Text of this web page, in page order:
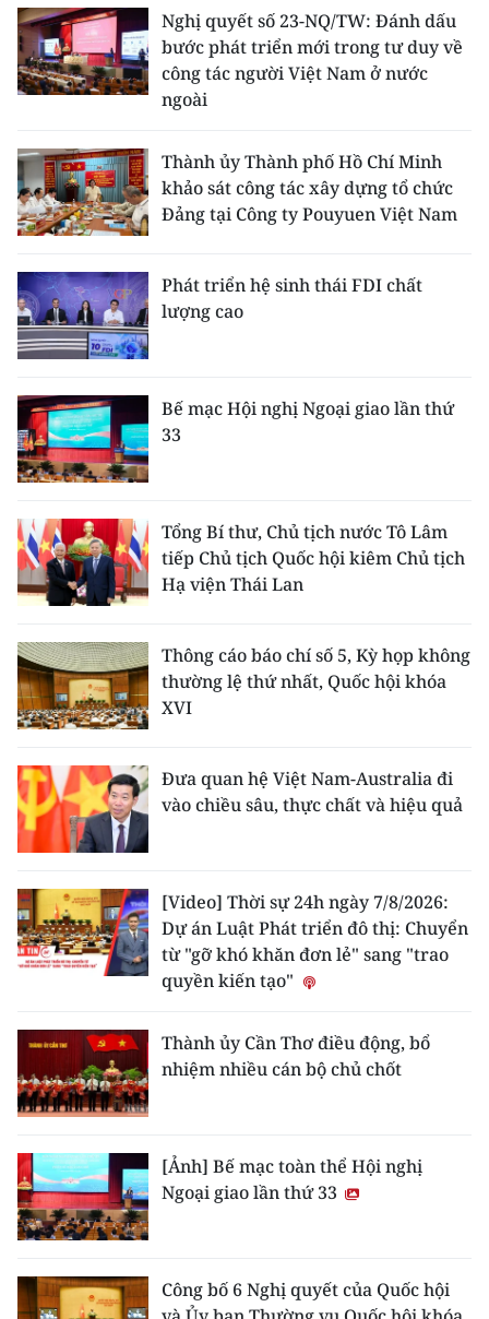
Nghị quyết số 23-NQ/TW: Đánh dấu
bước phát triển mới trong tư duy về
công tác người Việt Nam ở nước
ngoài
Thành ủy Thành phố Hồ Chí Minh
khảo sát công tác xây dựng tổ chức
Đảng tại Công ty Pouyuen Việt Nam
Phát triển hệ sinh thái FDI chất
lượng cao
Bế mạc Hội nghị Ngoại giao lần thứ
33
Tổng Bí thư, Chủ tịch nước Tô Lâm
tiếp Chủ tịch Quốc hội kiêm Chủ tịch
Hạ viện Thái Lan
Thông cáo báo chí số 5, Kỳ họp không
thường lệ thứ nhất, Quốc hội khóa
XVI
Đưa quan hệ Việt Nam-Australia đi
vào chiều sâu, thực chất và hiệu quả
[Video] Thời sự 24h ngày 7/8/2026:
Dự án Luật Phát triển đô thị: Chuyển
từ "gỡ khó khăn đơn lẻ" sang "trao
quyền kiến tạo"
Thành ủy Cần Thơ điều động, bổ
nhiệm nhiều cán bộ chủ chốt
[Ảnh] Bế mạc toàn thể Hội nghị
Ngoại giao lần thứ 33
Công bố 6 Nghị quyết của Quốc hội